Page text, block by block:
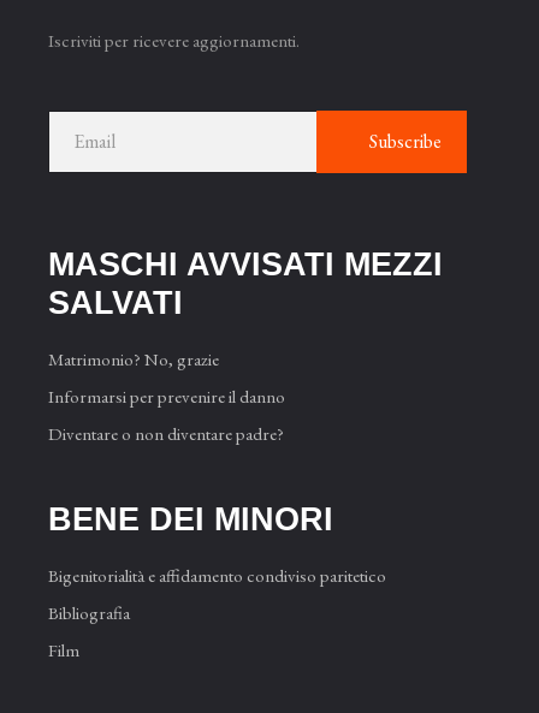
Iscriviti per ricevere aggiornamenti.
Subscribe
MASCHI AVVISATI MEZZI
SAL­VATI
Matrimonio? No, grazie
Informarsi per prevenire il danno
Diventare o non diventare padre?
BENE DEI MINORI
Bigenitorialità e affidamento condiviso paritetico
Bibliografia
Film